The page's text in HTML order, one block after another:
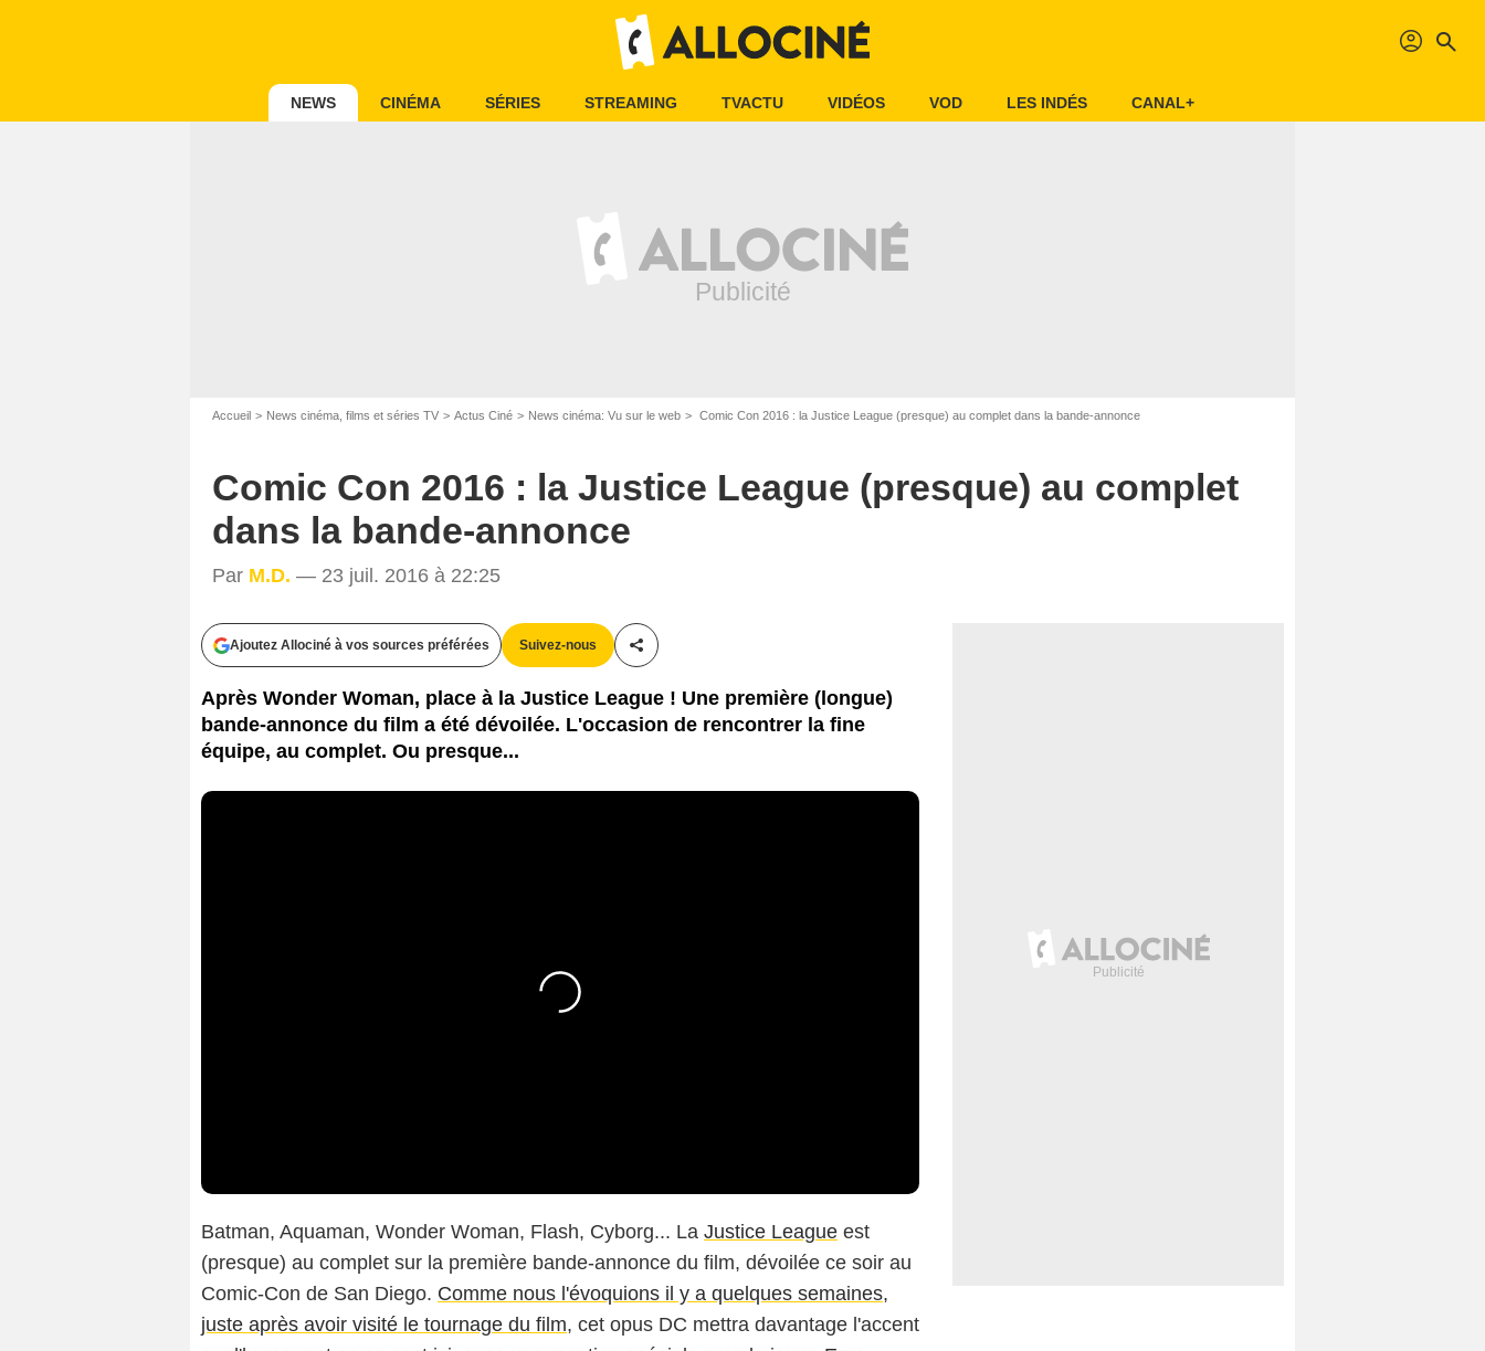
profil search
NEWS CINÉMA SÉRIES STREAMING TVACTU VIDÉOS VOD LES INDÉS CANAL+
Accueil News cinéma, films et séries TV Actus Ciné News cinéma: Vu sur le web Comic Con 2016 : la Justice League (presque) au complet dans la bande-annonce
Comic Con 2016 : la Justice League (presque) au complet
dans la bande-annonce
Par M.D. — 23 juil. 2016 à 22:25
Ajoutez Allociné à vos sources préférées Suivez-nous
Partager cet article
Après Wonder Woman, place à la Justice League ! Une première (longue)
bande-annonce du film a été dévoilée. L'occasion de rencontrer la fine
équipe, au complet. Ou presque...
Batman, Aquaman, Wonder Woman, Flash, Cyborg... La Justice League est
(presque) au complet sur la première bande-annonce du film, dévoilée ce soir au
Comic-Con de San Diego. Comme nous l'évoquions il y a quelques semaines,
juste après avoir visité le tournage du film, cet opus DC mettra davantage l'accent
Warner Bros. France